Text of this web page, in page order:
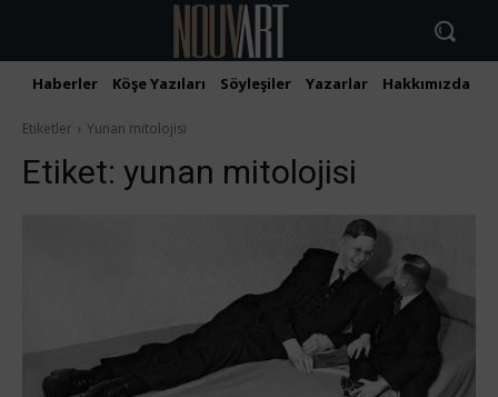
Haberler Köşe Yazıları Söyleşiler Yazarlar Hakkımızda
Etiketler Yunan mitolojisi
Etiket: yunan mitolojisi